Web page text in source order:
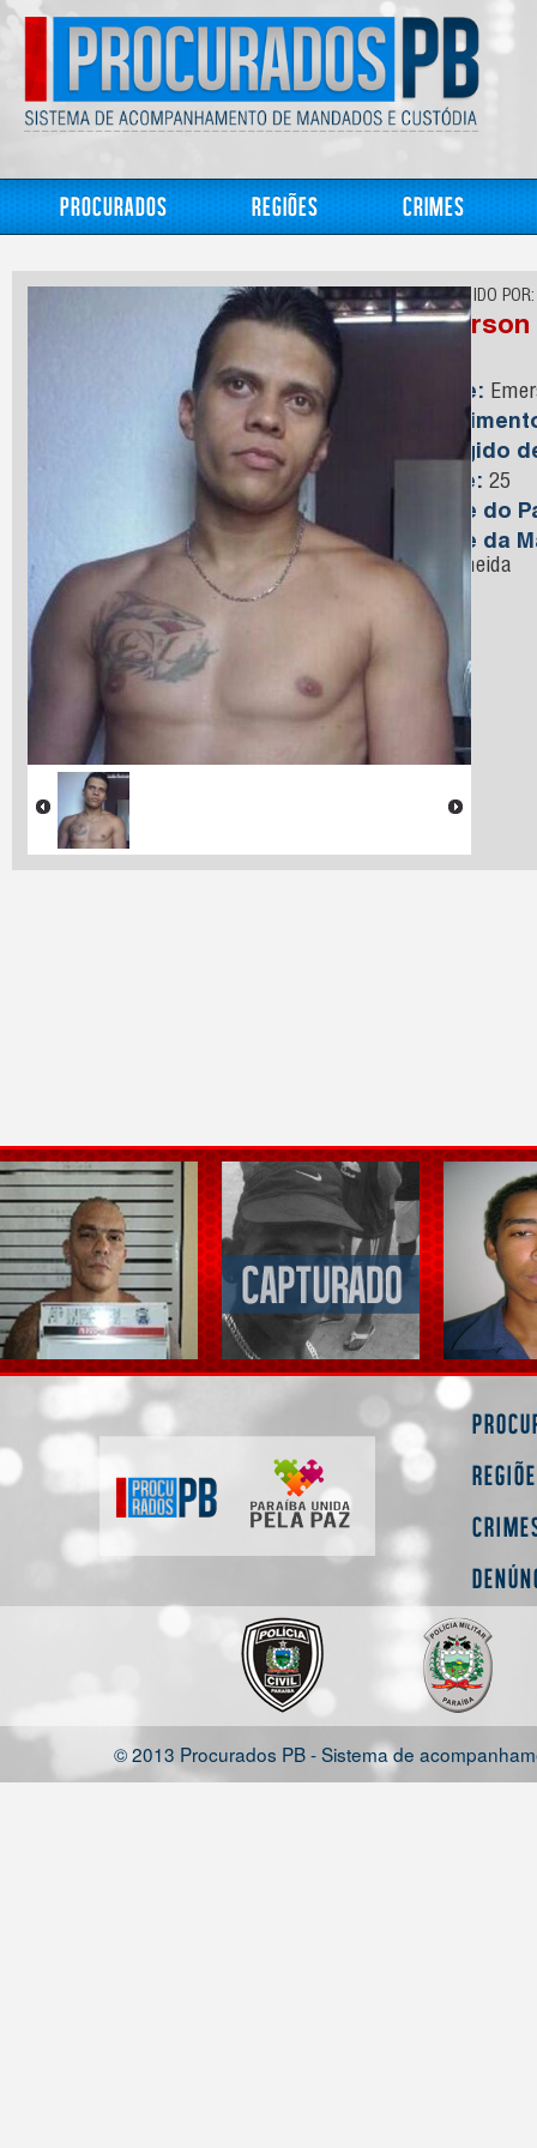
Procurados Regiões Crimes
CONHECIDO POR:
Emerson
Nome:
Foragido
Idade: 25
Nome do
Nome da
de Almeida
© 2013 Procurados PB - Sistema de